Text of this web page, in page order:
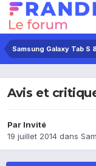
Samsung Galaxy Tab S
Avis et
Par Invité
19 juillet 2014 dans